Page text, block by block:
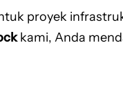
proyek
kami, Anda